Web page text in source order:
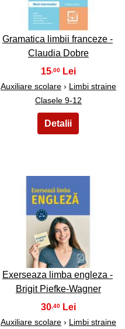
Gramatica limbii franceze -
Claudia Dobre
15,00
Auxiliare scolare› Limbi straine
Clasele 9-12
24
Exerseaza limba engleza -
Brigit Piefke-Wagner
30,40
Auxiliare scolare› Limbi straine